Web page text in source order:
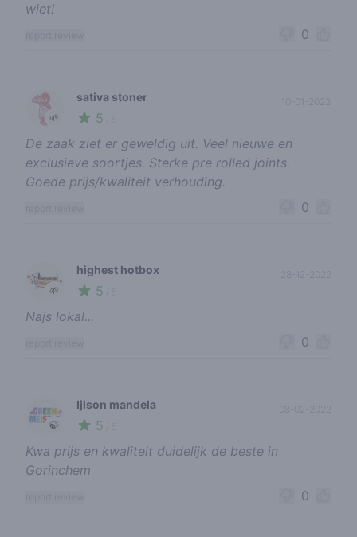
wiet!
0
🌱
sativa stoner
5
10-01-2023
De zaak ziet er geweldig uit. Veel nieuwe en
exclusieve soortjes. Sterke pre rolled joints.
Goede prijs/kwaliteit verhouding.
0
🌱
highest hotbox
5
Najs lokal...
0
🍃
Ijlson mandela
5
Kwa prijs en kwaliteit duidelijk de beste in
Gorinchem
0